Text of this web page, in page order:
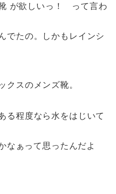
が欲しいっ！ って言わ
でたの。しかもレインシ
クスのメンズ靴。
る程度なら水をはじいて
なぁって思ったんだよ